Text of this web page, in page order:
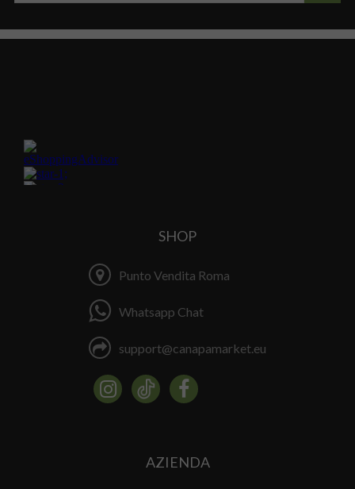
SHOP
Punto Vendita Roma
Whatsapp Chat
support@canapamarket.eu
AZIENDA